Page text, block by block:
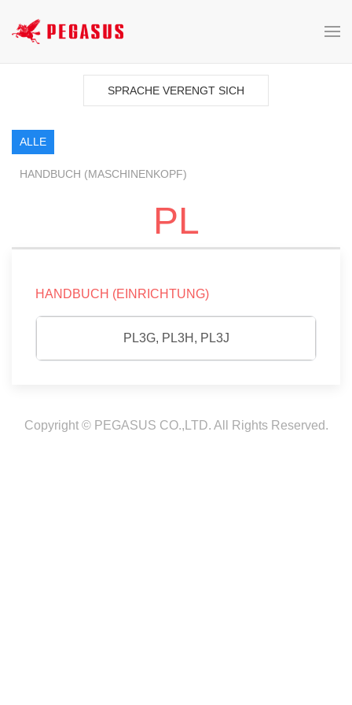
SPRACHE VERENGT SICH
ALLE
HANDBUCH (MASCHINENKOPF)
PL
HANDBUCH (EINRICHTUNG)
PL3G, PL3H, PL3J
Copyright © PEGASUS CO.,LTD. All Rights Reserved.